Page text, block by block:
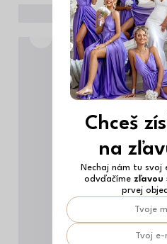
Chceš
na
Nechaj nám tu svoj
odvďačíme zľavou
prvej